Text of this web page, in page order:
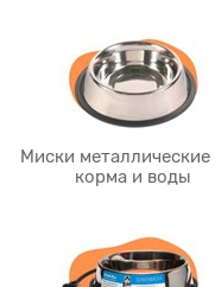
Миски металлические
корма и воды